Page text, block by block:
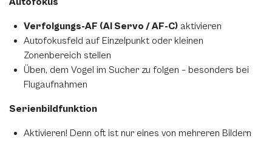
Verfolgungs-AF (AI Servo / AF-C) aktivieren
Autofokusfeld auf Einzelpunkt oder kleinen
Zonenbereich stellen
Üben, dem Vogel im Sucher zu folgen – besonders bei
Flugaufnahmen
Serienbildfunktion
Aktivieren! Denn oft ist nur eines von mehreren Bildern